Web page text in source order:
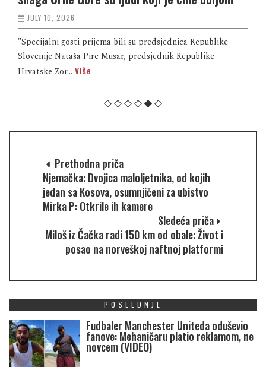
JULY 10, 2026
"Specijalni gosti prijema bili su predsjednica Republike
Slovenije Nataša Pirc Musar, predsjednik Republike
Hrvatske Zor... Više
Prethodna priča
Njemačka: Dvojica maloljetnika, od kojih
jedan sa Kosova, osumnjičeni za ubistvo
Mirka P: Otkrile ih kamere
Sledeća priča
Miloš iz Čačka radi 150 km od obale: Život i
posao na norveškoj naftnoj platformi
POSLEDNJE
Fudbaler Manchester Uniteda oduševio
fanove: Mehaničaru platio reklamom, ne
novcem (VIDEO)